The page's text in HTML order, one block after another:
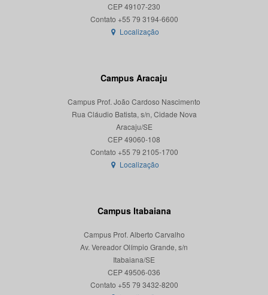
CEP 49107-230
Localização
Campus Aracaju
Campus Prof. João Cardoso Nascimento
Rua Cláudio Batista, s/n, Cidade Nova
Aracaju/SE
CEP 49060-108
Localização
Campus Itabaiana
Campus Prof. Alberto Carvalho
Av. Vereador Olímpio Grande, s/n
Itabaiana/SE
CEP 49506-036